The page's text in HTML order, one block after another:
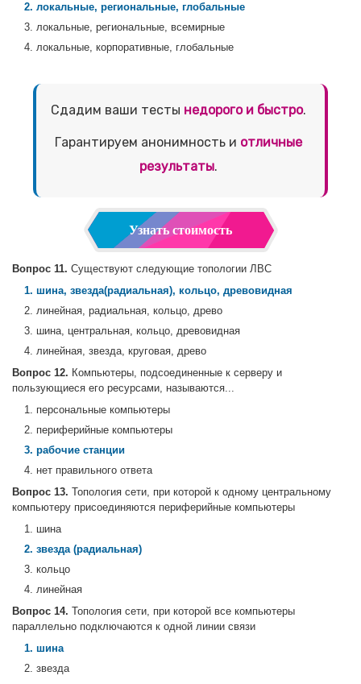
2. локальные, региональные, глобальные
3. локальные, региональные, всемирные
4. локальные, корпоративные, глобальные
Сдадим ваши тесты недорого и быстро.
Гарантируем анонимность и отличные
результаты.
Узнать стоимость
Вопрос 11. Существуют следующие топологии ЛВС
1. шина, звезда(радиальная), кольцо, древовидная
2. линейная, радиальная, кольцо, древо
3. шина, центральная, кольцо, древовидная
4. линейная, звезда, круговая, древо
Вопрос 12. Компьютеры, подсоединенные к серверу и
пользующиеся его ресурсами, называются...
1. персональные компьютеры
2. периферийные компьютеры
3. рабочие станции
4. нет правильного ответа
Вопрос 13. Топология сети, при которой к одному центральному
компьютеру присоединяются периферийные компьютеры
1. шина
2. звезда (радиальная)
3. кольцо
4. линейная
Вопрос 14. Топология сети, при которой все компьютеры
параллельно подключаются к одной линии связи
1. шина
2. звезда